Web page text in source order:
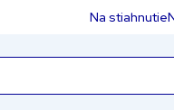
Na stiahnutie